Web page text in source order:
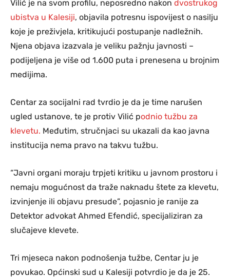
Vilić je na svom profilu, neposredno nakon dvostrukog
ubistva u Kalesiji, objavila potresnu ispovijest o nasilju
koje je preživjela, kritikujući postupanje nadležnih.
Njena objava izazvala je veliku pažnju javnosti –
podijeljena je više od 1.600 puta i prenesena u brojnim
medijima.
Centar za socijalni rad tvrdio je da je time narušen
ugled ustanove, te je protiv Vilić podnio tužbu za
klevetu. Međutim, stručnjaci su ukazali da kao javna
institucija nema pravo na takvu tužbu.
“Javni organi moraju trpjeti kritiku u javnom prostoru i
nemaju mogućnost da traže naknadu štete za klevetu,
izvinjenje ili objavu presude”, pojasnio je ranije za
Detektor advokat Ahmed Efendić, specijaliziran za
slučajeve klevete.
Tri mjeseca nakon podnošenja tužbe, Centar ju je
povukao. Općinski sud u Kalesiji potvrdio je da je 25.